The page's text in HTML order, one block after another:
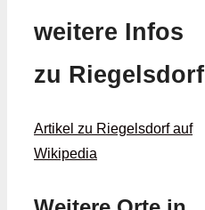
weitere Infos
zu Riegelsdorf
Artikel zu Riegelsdorf auf
Wikipedia